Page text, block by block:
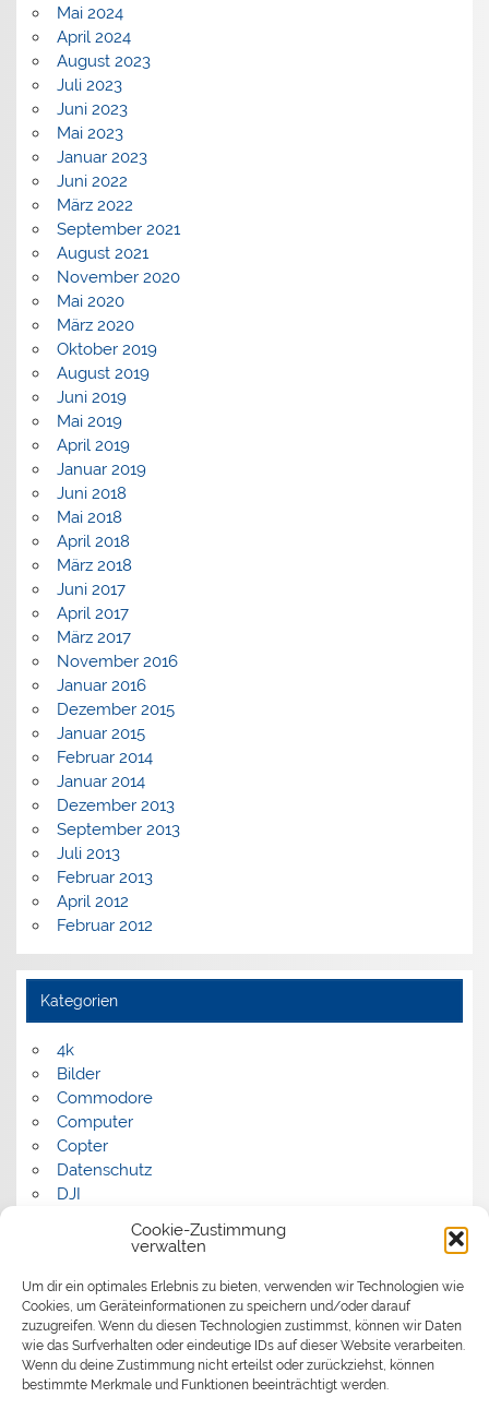
Cookie-Zustimmung
verwalten
Um dir ein optimales Erlebnis zu bieten, verwenden wir Technologien wie
Cookies, um Geräteinformationen zu speichern und/oder darauf
zuzugreifen. Wenn du diesen Technologien zustimmst, können wir Daten
wie das Surfverhalten oder eindeutige IDs auf dieser Website verarbeiten.
Wenn du deine Zustimmung nicht erteilst oder zurückziehst, können
bestimmte Merkmale und Funktionen beeinträchtigt werden.
Mai 2024
April 2024
August 2023
Juli 2023
Juni 2023
Mai 2023
Januar 2023
Juni 2022
März 2022
September 2021
August 2021
November 2020
Mai 2020
März 2020
Oktober 2019
August 2019
Juni 2019
Mai 2019
April 2019
Januar 2019
Juni 2018
Mai 2018
April 2018
März 2018
Juni 2017
April 2017
März 2017
November 2016
Januar 2016
Dezember 2015
Januar 2015
Februar 2014
Januar 2014
Dezember 2013
September 2013
Juli 2013
Februar 2013
April 2012
Februar 2012
Kategorien
4k
Bilder
Commodore
Computer
Copter
Datenschutz
DJI
Panorama
Politik
Retrocomputer
Uncategorized
Video